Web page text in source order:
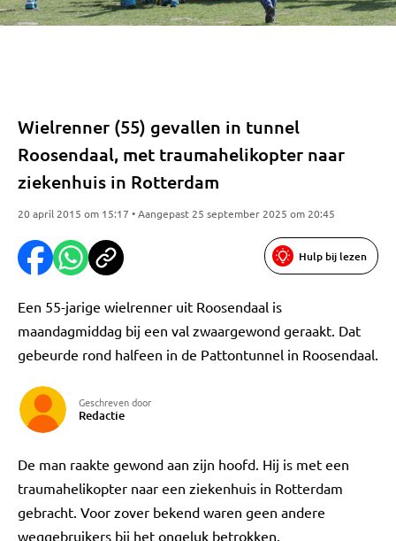
Wielrenner (55) gevallen in tunnel
Roosendaal, met traumahelikopter naar
ziekenhuis in Rotterdam
20 april 2015 om 15:17 • Aangepast 25 september 2025 om 20:45
Hulp bij lezen
Een 55-jarige wielrenner uit Roosendaal is
maandagmiddag bij een val zwaargewond geraakt. Dat
gebeurde rond halfeen in de Pattontunnel in Roosendaal.
Geschreven door
Redactie
De man raakte gewond aan zijn hoofd. Hij is met een
traumahelikopter naar een ziekenhuis in Rotterdam
gebracht. Voor zover bekend waren geen andere
weggebruikers bij het ongeluk betrokken.